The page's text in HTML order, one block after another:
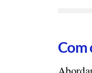
Com